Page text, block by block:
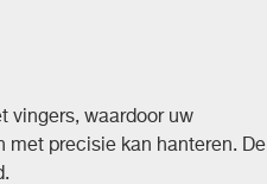
vingers, waardoor uw
met precisie kan hanteren. De